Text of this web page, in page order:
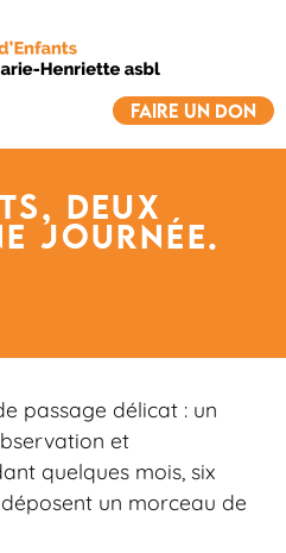
FAIRE UN DON
deux
journée.
passage délicat : un
et
quelques mois, six
un morceau de